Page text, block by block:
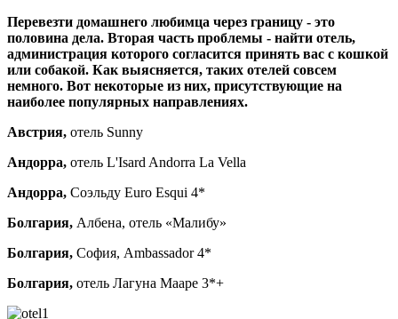
Перевезти домашнего любимца через границу - это
половина дела. Вторая часть проблемы - найти отель,
администрация которого согласится принять вас с кошкой
или собакой. Как выясняется, таких отелей совсем
немного. Вот некоторые из них, присутствующие на
наиболее по­пулярных направлениях.
Австрия, отель Sunny
Андорра, отель L'Isard Andorra La Vella
Андорра, Соэльду Euro Esqui 4*
Болгария, Албена, отель «Малибу»
Болгария, София, Ambassador 4*
Болгария, отель Лагуна Maape 3*+